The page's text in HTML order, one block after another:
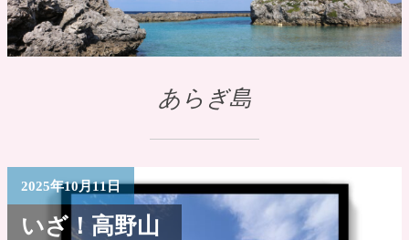
あらぎ島
2025年10月11日
いざ！高野山